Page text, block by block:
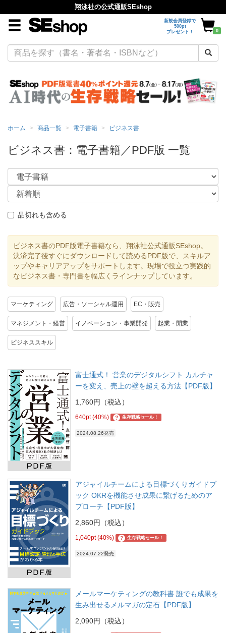
翔泳社の公式通販SEshop
新規会員登録で
500pt
プレゼント！
0
ホーム 商品一覧 電子書籍 ビジネス書
ビジネス書：電子書籍／PDF版 一覧
品切れも含める
ビジネス書のPDF版電子書籍なら、翔泳社公式通販SEshop。
決済完了後すぐにダウンロードして読めるPDF版で、スキルア
ップやキャリアアップをサポートします。現場で役立つ実践的
なビジネス書・専門書を幅広くラインナップしています。
マーケティング 広告・ソーシャル運用 EC・販売
マネジメント・経営 イノベーション・事業開発 起業・開業
ビジネススキル
富士通式！ 営業のデジタルシフト カルチャ
ーを変え、売上の壁を超える方法【PDF版】
1,760円（税込）
640pt (40%) ? 生存戦略セール！
2024.08.26発売
アジャイルチームによる目標づくりガイドブ
ック OKRを機能させ成果に繋げるためのア
プローチ【PDF版】
2,860円（税込）
1,040pt (40%) ? 生存戦略セール！
2024.07.22発売
メールマーケティングの教科書 誰でも成果を
生み出せるメルマガの定石【PDF版】
2,090円（税込）